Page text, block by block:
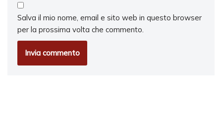
Salva il mio nome, email e sito web in questo browser
per la prossima volta che commento.